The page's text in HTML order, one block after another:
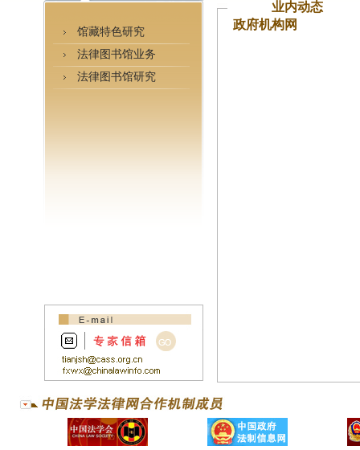
馆藏特色研究
法律图书馆业务
法律图书馆研究
业内动态
政府机构网